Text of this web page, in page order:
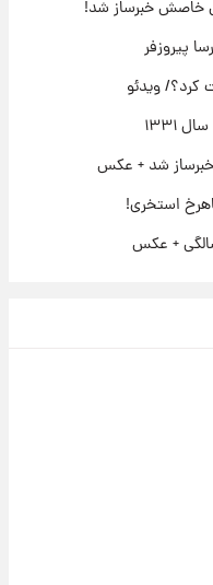
اینفانتینو؛ اتهام پرداخت
خاصش خبرساز شد!
پیروزفر
کرد؟/ ویدئو
شد + عکس
استخری!